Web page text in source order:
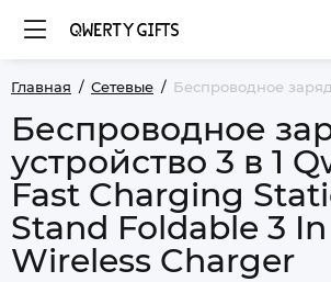
Главная Сетевые Беспроводное
Беспроводное
устройство 3 в 1
Fast Charging
Stand Foldable 3 In
Wireless Charger